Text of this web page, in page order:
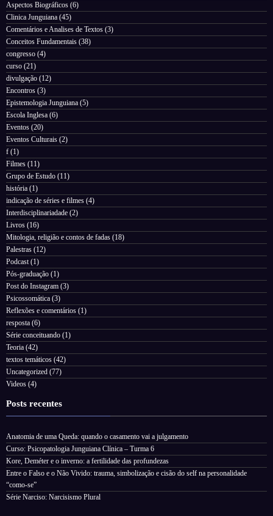
Aspectos Biográficos (6)
Clinica Junguiana (45)
Comentários e Analises de Textos (3)
Conceitos Fundamentais (38)
congresso (4)
curso (21)
divulgação (12)
Encontros (3)
Epistemologia Junguiana (5)
Escola Inglesa (6)
Eventos (20)
Eventos Culturais (2)
f (1)
Filmes (11)
Grupo de Estudo (11)
história (1)
indicação de séries e filmes (4)
Interdisciplinariadade (2)
Livros (16)
Mitologia, religião e contos de fadas (18)
Palestras (12)
Podcast (1)
Pós-graduação (1)
Post do Instagram (3)
Psicossomática (3)
Reflexões e comentários (1)
resposta (6)
Série conceituando (1)
Teoria (42)
textos temáticos (42)
Uncategorized (77)
Videos (4)
Posts recentes
Anatomia de uma Queda: quando o casamento vai a julgamento
Curso: Psicopatologia Junguiana Clínica – Turma 6
Kore, Deméter e o inverno: a fertilidade das profundezas
Entre o Falso e o Não Vivido: trauma, simbolização e cisão do self na personalidade
“como-se”
Série Narciso: Narcisismo Plural